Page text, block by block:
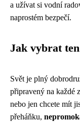
a užívat si vodní
naprostém bezpečí.
Jak vybrat
Svět je plný
připravený na každé
nebo jen chcete mít
přeháňku,